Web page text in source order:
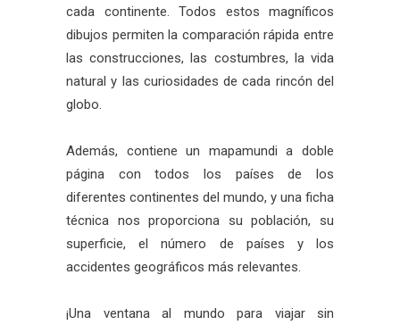
cada continente. Todos estos magníficos
dibujos permiten la comparación rápida entre
las construcciones, las costumbres, la vida
natural y las curiosidades de cada rincón del
globo.
Además, contiene un mapamundi a doble
página con todos los países de los
diferentes continentes del mundo, y una ficha
técnica nos proporciona su población, su
superficie, el número de países y los
accidentes geográficos más relevantes.
¡Una ventana al mundo para viajar sin